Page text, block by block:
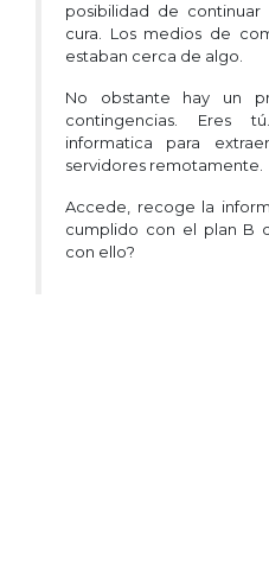
posibilidad de continuar
cura. Los medios de
estaban cerca de algo.
No obstante hay un
contingencias. Eres
informatica para
servidores remotamente.
Accede, recoge la
cumplido con el plan B
con ello?